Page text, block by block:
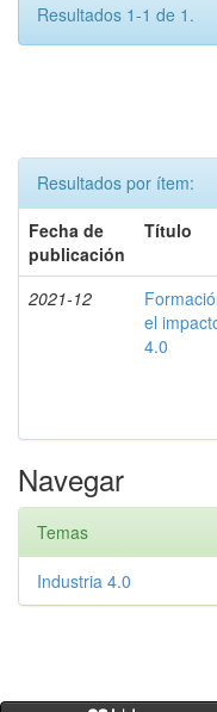
Resultados 1-1 de 1.
Resultados por ítem:
Fecha de
publicación
Título
2021-12
el
4.0
Navegar
Temas
Industria 4.0